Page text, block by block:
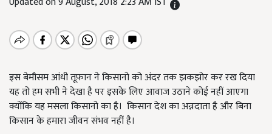
इस बेमौसम आंधी तूफ़ान ने किसानो को अंदर तक झकझोर कर रख दिया
यह तो हम सभी ने देखा है पर इसके लिए आवाज उठाने कोई नहीं आएगा
क्योंकि यह मसला किसानो का है। किसान देश का अन्नदाता है और बिना
किसान के हमारा जीवन संभव नहीं है।